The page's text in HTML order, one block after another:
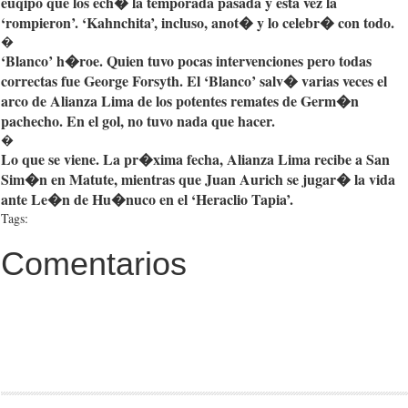
‘rompieron’. ‘Kahnchita’,incluso,anot�y locelebr�con todo.
�
‘Blanco’ h�roe.Quien tuvopocasintervencionesperotodas
correctasfueGeorge Forsyth. El ‘Blanco’ salv�variasvecesel
arcode Alianza Lima de lospotentesrematesdeGerm�n
pachecho. En elgol, notuvonada quehacer.
�
Loqueseviene. La pr�xima fecha, Alianza Lima recibea San
Sim�n en Matute,mientrasqueJuan Aurich se jugar�la vida
anteLe�n deHu�nucoen el ‘HeraclioTapia’.
Tags:
Comentarios